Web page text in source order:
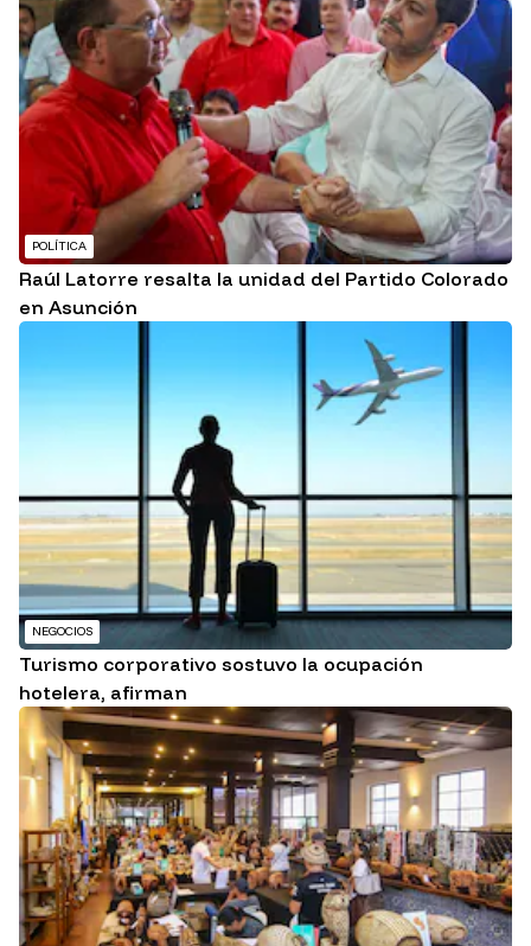
POLÍTICA
Raúl Latorre resalta la unidad del Partido Colorado
en Asunción
NEGOCIOS
Turismo corporativo sostuvo la ocupación
hotelera, afirman